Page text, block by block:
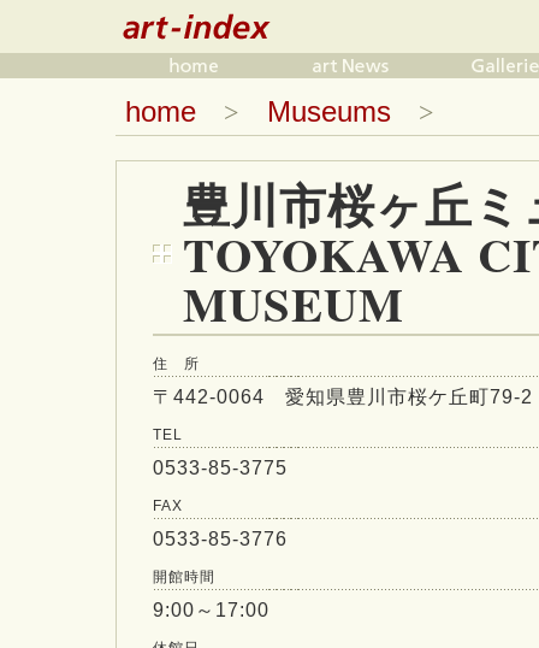
home > Museums >
豊川市桜ヶ
TOYOKAWA
MUSEUM
住 所
〒442-0064 愛知県豊川市桜ケ丘町79-2
TEL
0533-85-3775
FAX
0533-85-3776
開館時間
9:00～17:00